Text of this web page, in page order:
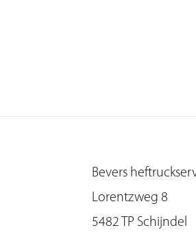
Bevers
Lorentzweg 8
5482 TP Schijndel